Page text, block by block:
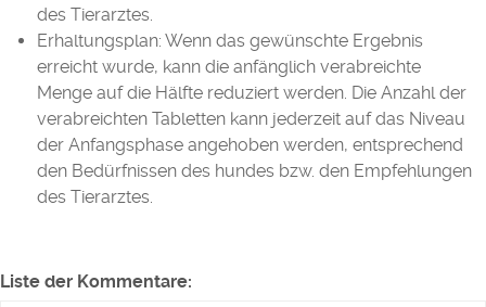
des Tierarztes.
Erhaltungsplan: Wenn das gewünschte Ergebnis
erreicht wurde, kann die anfänglich verabreichte
Menge auf die Hälfte reduziert werden. Die Anzahl der
verabreichten Tabletten kann jederzeit auf das Niveau
der Anfangsphase angehoben werden, entsprechend
den Bedürfnissen des hundes bzw. den Empfehlungen
des Tierarztes.
Liste der Kommentare: